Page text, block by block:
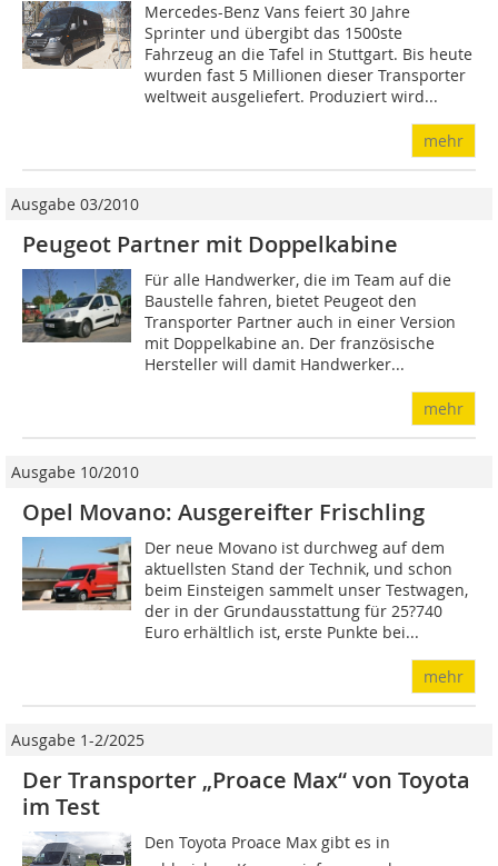
Mercedes-Benz Vans feiert 30 Jahre
Sprinter und übergibt das 1500ste
Fahrzeug an die Tafel in Stuttgart. Bis heute
wurden fast 5 Millionen dieser Transporter
weltweit ausgeliefert. Produziert wird...
mehr
Ausgabe 03/2010
Peugeot Partner mit Doppelkabine
Für alle Handwerker, die im Team auf die
Baustelle fahren, bietet Peugeot den
Transporter Partner auch in einer Version
mit Doppelkabine an. Der französische
Hersteller will damit Handwerker...
mehr
Ausgabe 10/2010
Opel Movano: Ausgereifter Frischling
Der neue Movano ist durchweg auf dem
aktuellsten Stand der Technik, und schon
beim Einsteigen sammelt unser Testwagen,
der in der Grundausstattung für 25?740
Euro erhältlich ist, erste Punkte bei...
mehr
Ausgabe 1-2/2025
Der Transporter „Proace Max“ von Toyota
im Test
Den Toyota Proace Max gibt es in